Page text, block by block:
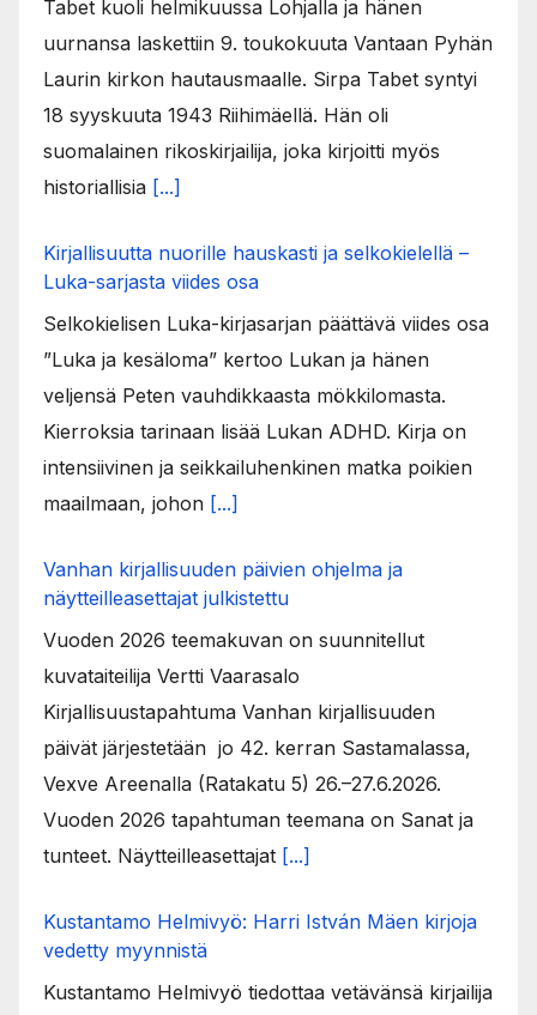
Tabet kuoli helmikuussa Lohjalla ja hänen
uurnansa laskettiin 9. toukokuuta Vantaan Pyhän
Laurin kirkon hautausmaalle. Sirpa Tabet syntyi
18 syyskuuta 1943 Riihimäellä. Hän oli
suomalainen rikoskirjailija, joka kirjoitti myös
historiallisia [...]
Kirjallisuutta nuorille hauskasti ja selkokielellä –
Luka-sarjasta viides osa
Selkokielisen Luka-kirjasarjan päättävä viides osa
”Luka ja kesäloma” kertoo Lukan ja hänen
veljensä Peten vauhdikkaasta mökkilomasta.
Kierroksia tarinaan lisää Lukan ADHD. Kirja on
intensiivinen ja seikkailuhenkinen matka poikien
maailmaan, johon [...]
Vanhan kirjallisuuden päivien ohjelma ja
näytteilleasettajat julkistettu
Vuoden 2026 teemakuvan on suunnitellut
kuvataiteilija Vertti Vaarasalo
Kirjallisuustapahtuma Vanhan kirjallisuuden
päivät järjestetään jo 42. kerran Sastamalassa,
Vexve Areenalla (Ratakatu 5) 26.–27.6.2026.
Vuoden 2026 tapahtuman teemana on Sanat ja
tunteet. Näytteilleasettajat [...]
Kustantamo Helmivyö: Harri István Mäen kirjoja
vedetty myynnistä
Kustantamo Helmivyö tiedottaa vetävänsä kirjailija